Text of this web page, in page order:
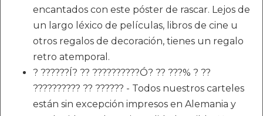
encantados con este póster de rascar. Lejos de
un largo léxico de películas, libros de cine u
otros regalos de decoración, tienes un regalo
retro atemporal.
? ??????Í? ?? ??????????Ó? ?? ???% ? ??
?????????? ?? ?????? - Todos nuestros carteles
están sin excepción impresos en Alemania y